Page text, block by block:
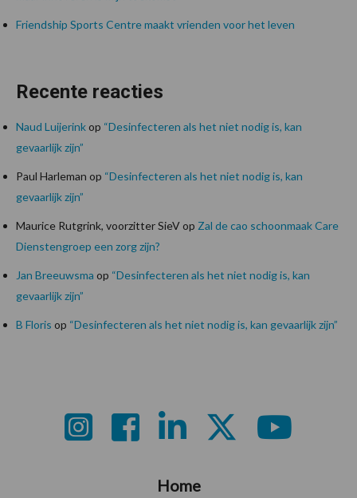
Friendship Sports Centre maakt vrienden voor het leven
Recente reacties
Naud Luijerinkop “Desinfecteren als het niet nodig is, kan
gevaarlijk zijn”
Paul Harleman op “Desinfecteren als het niet nodig is, kan
gevaarlijk zijn”
Maurice Rutgrink, voorzitter SieVop Zal de cao schoonmaak Care
Dienstengroep een zorg zijn?
Jan Breeuwsma op “Desinfecteren als het niet nodig is, kan
gevaarlijk zijn”
B Floris op “Desinfecteren als het niet nodig is, kan gevaarlijk zijn”
Home